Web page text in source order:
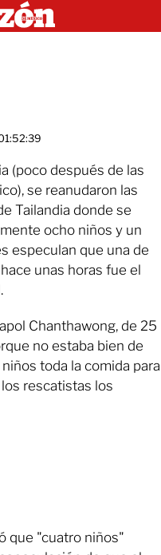
(poco después de las
se reanudaron las
Tailandia donde se
ocho niños y un
especulan que una de
unas horas fue el
Chanthawong, de 25
no estaba bien de
toda la comida para
rescatistas los
que "cuatro niños"